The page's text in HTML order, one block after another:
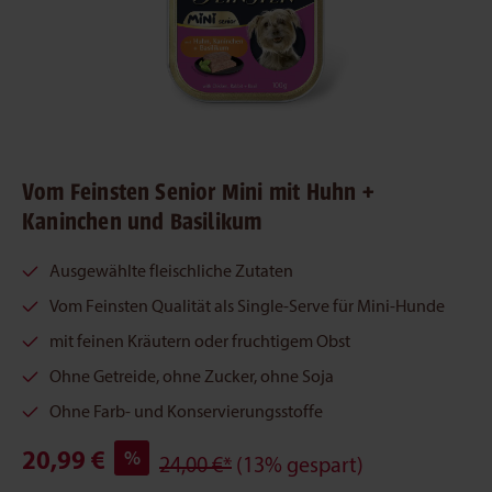
Vom Feinsten Senior Mini mit Huhn +
Kaninchen und Basilikum
Ausgewählte fleischliche Zutaten
Vom Feinsten Qualität als Single-Serve für Mini-Hunde
mit feinen Kräutern oder fruchtigem Obst
Ohne Getreide, ohne Zucker, ohne Soja
Ohne Farb- und Konservierungsstoffe
20,99 € % 24,00 €* (13% gespart)